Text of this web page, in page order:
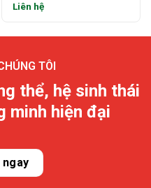
Liên hệ
TÔI
thể, hệ sinh thái
minh hiện đại
ngay